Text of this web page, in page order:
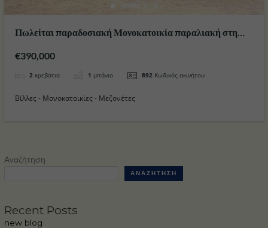
Πωλείται παραδοσιακή Μονοκατοικία παραλιακή στη
€390,000
2 κρεβάτια 1 μπάνιο 892 Κωδικός ακινήτου
Βίλλες - Μονοκατοικίες - Μεζονέτες
Αναζήτηση
ΑΝΑΖΉΤΗΣΗ
Recent Posts
new blog